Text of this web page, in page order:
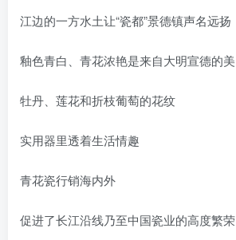
江边的一方水土让“瓷都”景德镇声名远扬
釉色青白、青花浓艳是来自大明宣德的美
牡丹、莲花和折枝葡萄的花纹
实用器里透着生活情趣
青花瓷行销海内外
促进了长江沿线乃至中国瓷业的高度繁荣